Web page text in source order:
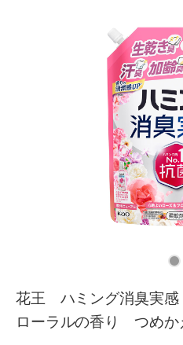
花王 ハミング消臭実
ローラルの香り つめ